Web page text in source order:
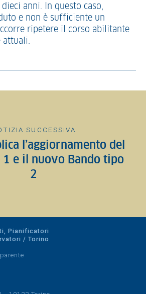
anni. In questo caso,
e non è sufficiente un
ripetere il corso abilitante
attuali.
SUCCESSIVA
l’aggiornamento del
1 e il nuovo Bando tipo
2
Pianificatori
/ Torino